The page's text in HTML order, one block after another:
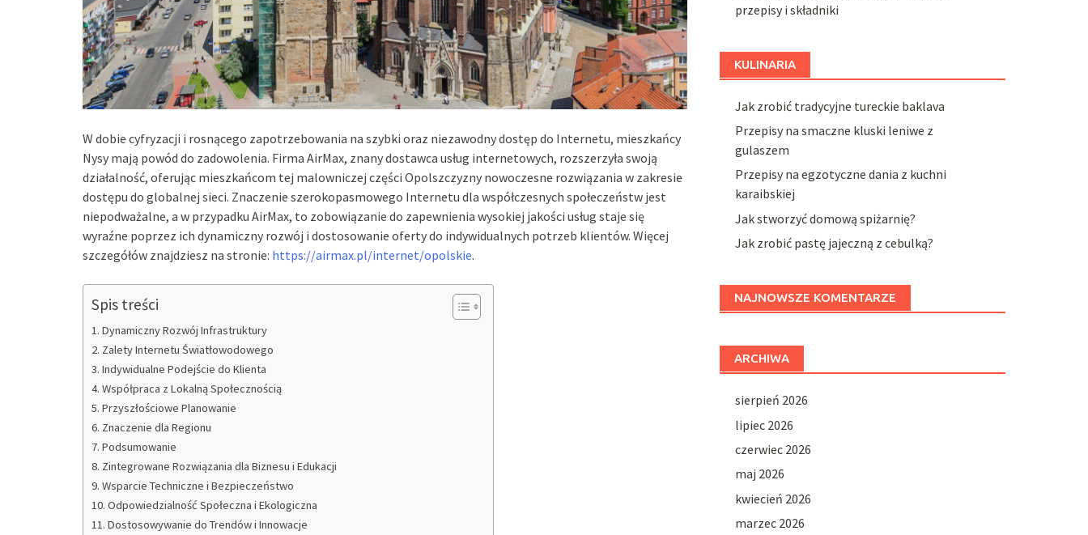
W dobie cyfryzacji i rosnącego zapotrzebowania na szybki oraz niezawodny dostęp do Internetu, mieszkańcy
Nysy mają powód do zadowolenia. Firma AirMax, znany dostawca usług internetowych, rozszerzyła swoją
działalność, oferując mieszkańcom tej malowniczej części Opolszczyzny nowoczesne rozwiązania w zakresie
dostępu do globalnej sieci. Znaczenie szerokopasmowego Internetu dla współczesnych społeczeństw jest
niepodważalne, a w przypadku AirMax, to zobowiązanie do zapewnienia wysokiej jakości usług staje się
wyraźne poprzez ich dynamiczny rozwój i dostosowanie oferty do indywidualnych potrzeb klientów. Więcej
szczegółów znajdziesz na stronie: https://airmax.pl/internet/opolskie.
Spis treści
Dynamiczny Rozwój Infrastruktury
Zalety Internetu Światłowodowego
Indywidualne Podejście do Klienta
Współpraca z Lokalną Społecznością
Przyszłościowe Planowanie
Znaczenie dla Regionu
Podsumowanie
Zintegrowane Rozwiązania dla Biznesu i Edukacji
Wsparcie Techniczne i Bezpieczeństwo
Odpowiedzialność Społeczna i Ekologiczna
Dostosowywanie do Trendów i Innowacje
przepisy i składniki
KULINARIA
Jak zrobić tradycyjne tureckie baklava
Przepisy na smaczne kluski leniwe z
gulaszem
Przepisy na egzotyczne dania z kuchni
karaibskiej
Jak stworzyć domową spiżarnię?
Jak zrobić pastę jajeczną z cebulką?
NAJNOWSZE KOMENTARZE
ARCHIWA
sierpień 2026
lipiec 2026
czerwiec 2026
maj 2026
kwiecień 2026
marzec 2026